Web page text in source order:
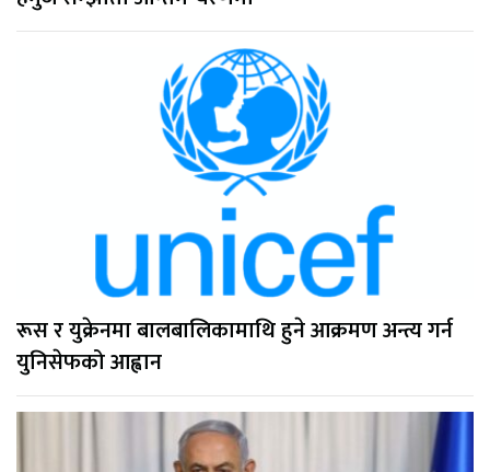
रूस र युक्रेनमा बालबालिकामाथि हुने आक्रमण अन्त्य गर्न
युनिसेफको आह्वान